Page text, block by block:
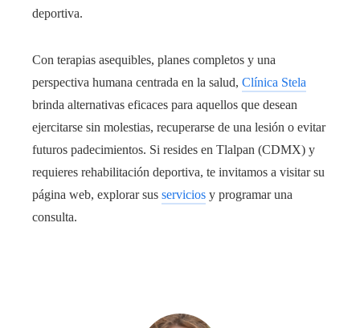
deportiva.
Con terapias asequibles, planes completos y una
perspectiva humana centrada en la salud, Clínica Stela
brinda alternativas eficaces para aquellos que desean
ejercitarse sin molestias, recuperarse de una lesión o evitar
futuros padecimientos. Si resides en Tlalpan (CDMX) y
requieres rehabilitación deportiva, te invitamos a visitar su
página web, explorar sus servicios y programar una
consulta.